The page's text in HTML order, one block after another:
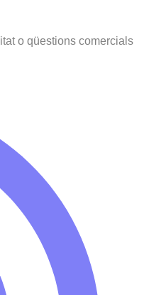
o qüestions comercials